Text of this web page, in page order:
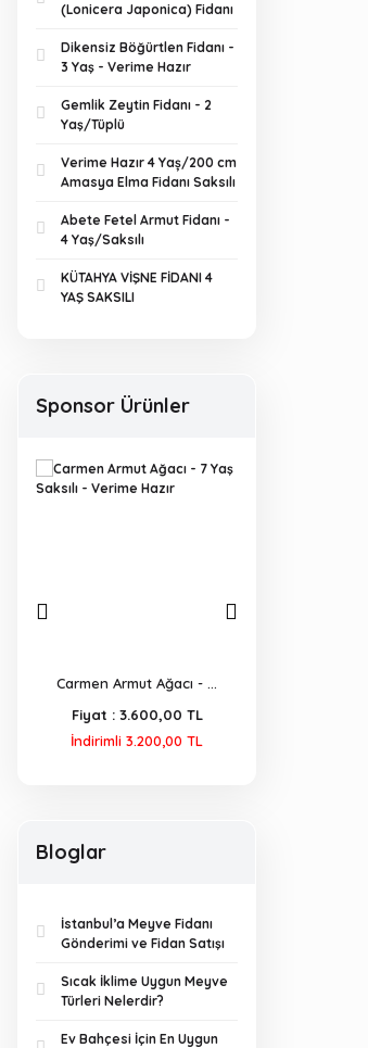
(Lonicera Japonica) Fidanı
Dikensiz Böğürtlen Fidanı -
3 Yaş - Verime Hazır
Gemlik Zeytin Fidanı - 2
Yaş/Tüplü
Verime Hazır 4 Yaș/200 cm
Amasya Elma Fidanı Saksılı
Abete Fetel Armut Fidanı -
4 Yaş/Saksılı
KÜTAHYA VİŞNE FİDANI 4
YAŞ SAKSILI
Sponsor Ürünler
Armut Ağacı - ...
3.600,00 TL
3.200,00 TL
Green Flower Organik ...
Fiyat :
Bloglar
İstanbul’a Meyve Fidanı
Gönderimi ve Fidan Satışı
Sıcak İklime Uygun Meyve
Türleri Nelerdir?
Ev Bahçesi İçin En Uygun